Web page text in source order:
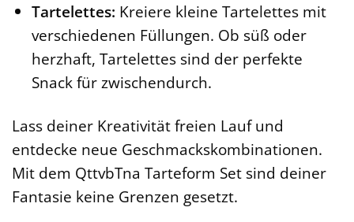
Tartelettes: Kreiere kleine Tartelettes mit
verschiedenen Füllungen. Ob süß oder
herzhaft, Tartelettes sind der perfekte
Snack für zwischendurch.
Lass deiner Kreativität freien Lauf und
entdecke neue Geschmackskombinationen.
Mit dem QttvbTna Tarteform Set sind deiner
Fantasie keine Grenzen gesetzt.